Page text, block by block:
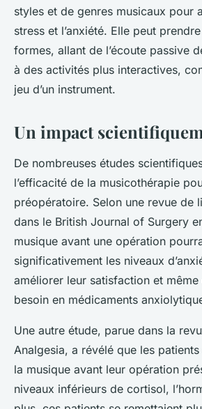
styles et de genres musicaux pour
stress et l’anxiété. Elle peut
formes, allant de l’écoute passive
à des activités plus interactives,
jeu d’un instrument.
Un impact
De nombreuses études
l’efficacité de la musicothérapie
préopératoire. Selon une revue de
dans le British Journal of Surgery
musique avant une opération
significativement les niveaux
améliorer leur satisfaction et
besoin en médicaments
Une autre étude, parue dans la
Analgesia, a révélé que les
la musique avant leur opération
niveaux inférieurs de cortisol,